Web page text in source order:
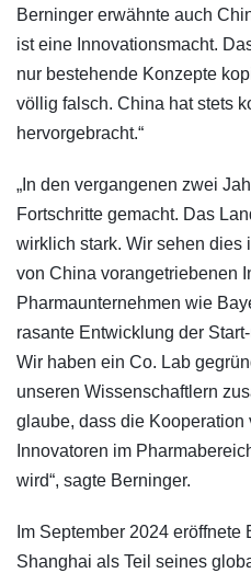
Berninger erwähnte auch
ist eine Innovationsmacht.
nur bestehende Konzepte
völlig falsch. China hat stets
hervorgebracht.“
„In den vergangenen zwei
Fortschritte gemacht. Das
wirklich stark. Wir sehen dies
von China vorangetriebenen
Pharmaunternehmen wie
rasante Entwicklung der
Wir haben ein Co. Lab
unseren Wissenschaftlern
glaube, dass die
Innovatoren im
wird“, sagte Berninger.
Im September 2024
Shanghai als Teil seines